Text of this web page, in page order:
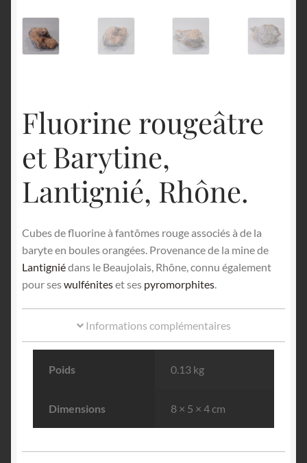
Fluorine rougeâtre
et Barytine,
Lantignié, Rhône.
Cubes de fluorine à fantômes rouge associés à de la
baryte en boules orangées. Provenance de la mine de
Lantigniédans le Beaujolais, Rhône, connu également
pour seswulféniteset ses pyromorphites.
Informations complémentaires
Poids 0.13 kg
Dimensions 8 × 5 × 4 cm